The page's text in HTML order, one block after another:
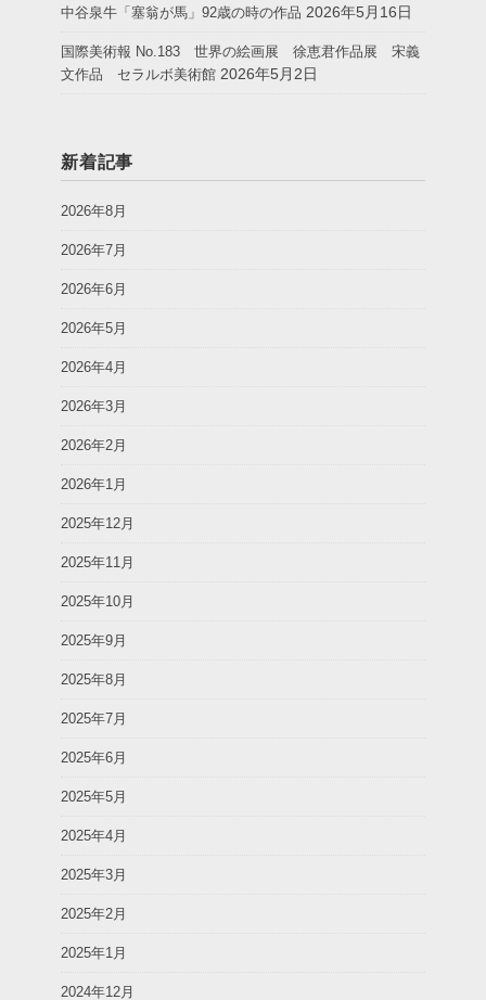
中谷泉牛「塞翁が馬」92歳の時の作品 2026年5月16日
国際美術報 No.183 世界の絵画展 徐恵君作品展 宋義
文作品 セラルボ美術館 2026年5月2日
新着記事
2026年8月
2026年7月
2026年6月
2026年5月
2026年4月
2026年3月
2026年2月
2026年1月
2025年12月
2025年11月
2025年10月
2025年9月
2025年8月
2025年7月
2025年6月
2025年5月
2025年4月
2025年3月
2025年2月
2025年1月
2024年12月